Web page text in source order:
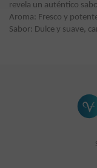
revela un auténtico
Aroma: Fresco y
Sabor: Dulce y suave,